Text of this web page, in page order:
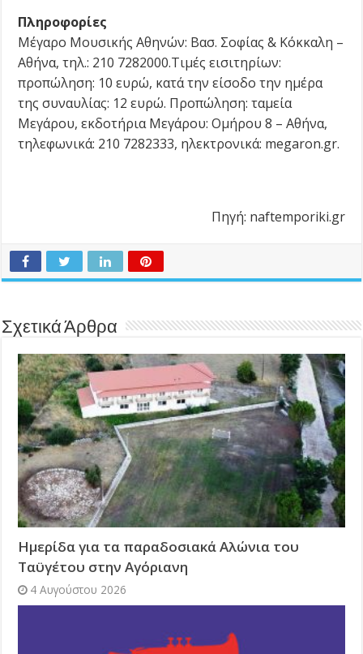
Πληροφορίες
Μέγαρο Μουσικής Αθηνών: Βασ. Σοφίας & Κόκκαλη –
Αθήνα, τηλ.: 210 7282000.Τιμές εισιτηρίων:
προπώληση: 10 ευρώ, κατά την είσοδο την ημέρα
της συναυλίας: 12 ευρώ. Προπώληση: ταμεία
Μεγάρου, εκδοτήρια Μεγάρου: Ομήρου 8 – Αθήνα,
τηλεφωνικά: 210 7282333, ηλεκτρονικά: megaron.gr.
Πηγή: naftemporiki.gr
Σχετικά Άρθρα
Ημερίδα για τα παραδοσιακά Αλώνια του
Ταϋγέτου στην Αγόριανη
4 Αυγούστου 2026